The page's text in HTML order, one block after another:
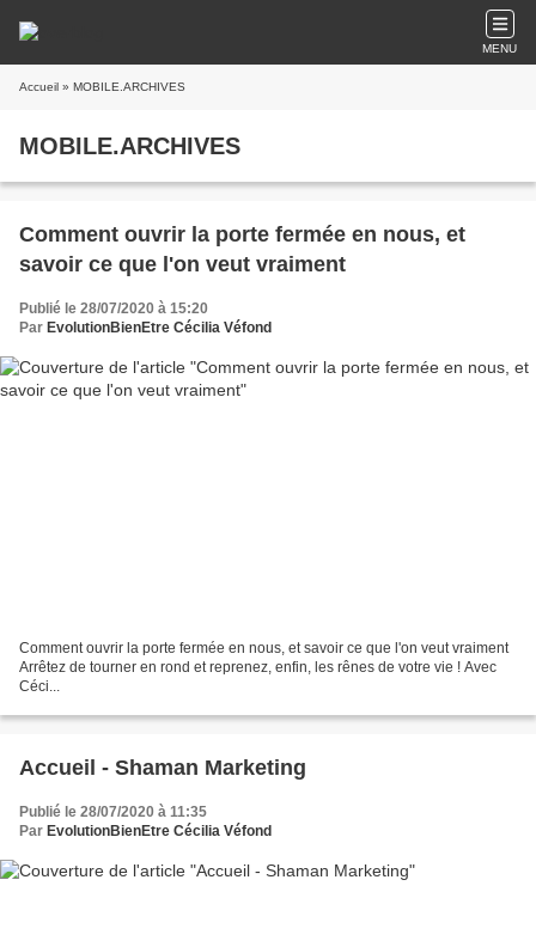
MENU
Accueil » MOBILE.ARCHIVES
MOBILE.ARCHIVES
Comment ouvrir la porte fermée en nous, et
savoir ce que l'on veut vraiment
Publié le 28/07/2020 à 15:20
Par EvolutionBienEtre Cécilia Véfond
Comment ouvrir la porte fermée en nous, et savoir ce que l'on veut vraiment
Arrêtez de tourner en rond et reprenez, enfin, les rênes de votre vie ! Avec
Céci...
Accueil - Shaman Marketing
Publié le 28/07/2020 à 11:35
Par EvolutionBienEtre Cécilia Véfond